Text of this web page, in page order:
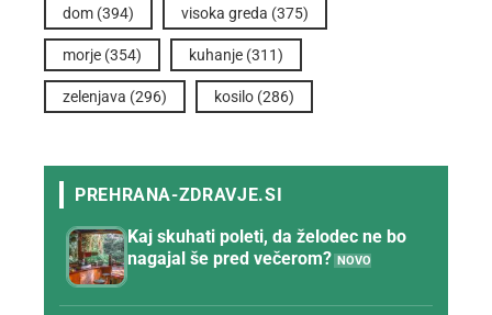
dom (394) visoka greda (375)
morje (354) kuhanje (311)
zelenjava (296) kosilo (286)
Kaj skuhati poleti, da želodec ne bo
nagajal še pred večerom?